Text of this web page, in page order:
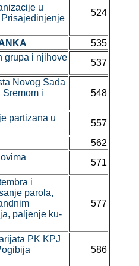
u
524
535
i njihove
537
Novog Sada
Sremom i
548
partizana u
557
562
571
i
parola,
paljenje ku-
577
PK KPJ
586